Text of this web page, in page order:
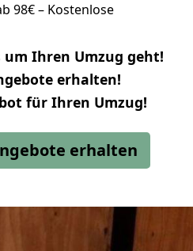
98€ – Kostenlose
Ihren Umzug geht!
erhalten!
für Ihren Umzug!
erhalten